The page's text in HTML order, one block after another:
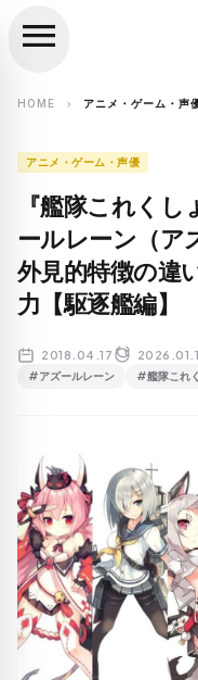
search
menu
HOME chevron_right アニメ・ゲーム・声
アニメ・ゲーム・声優
『艦隊これく
ールレーン（ア
外見的特徴の違
力【駆逐艦編】
2018.04.17
#アズールレーン #艦隊これ